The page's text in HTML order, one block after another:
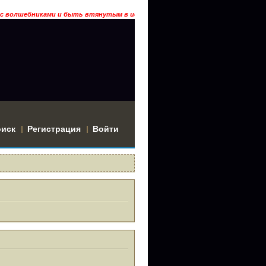
и быть втянутым в историю? Тогда заходи… ГРААЛЬ ГАРДАРИКА
Регистрация Войти